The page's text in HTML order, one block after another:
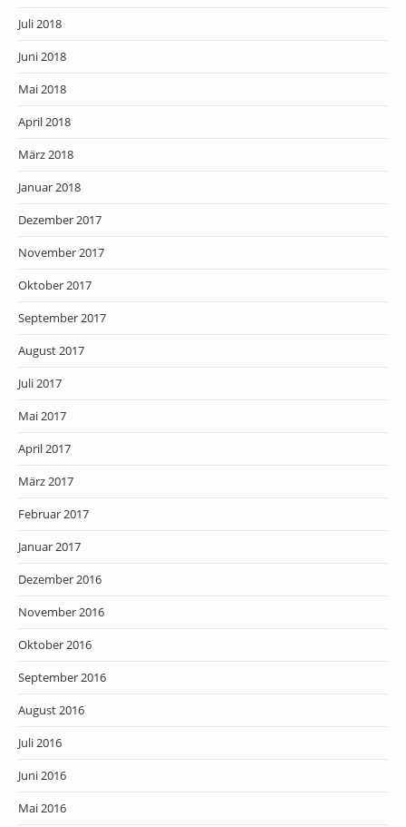
Juli 2018
Juni 2018
Mai 2018
April 2018
März 2018
Januar 2018
Dezember 2017
November 2017
Oktober 2017
September 2017
August 2017
Juli 2017
Mai 2017
April 2017
März 2017
Februar 2017
Januar 2017
Dezember 2016
November 2016
Oktober 2016
September 2016
August 2016
Juli 2016
Juni 2016
Mai 2016